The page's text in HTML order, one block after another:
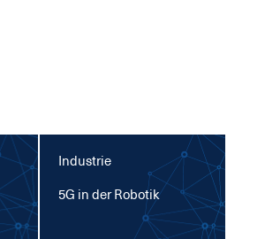
Industrie
5G in der Ro­bo­tik